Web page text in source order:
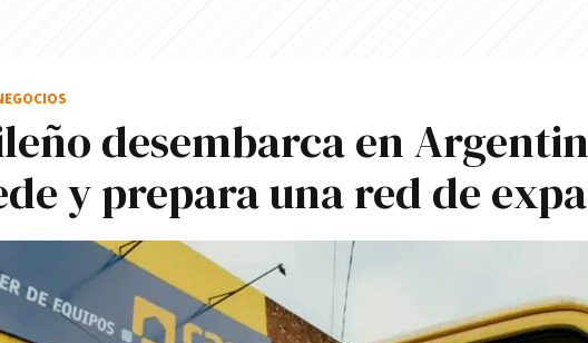
desembarca en
y prepara una red de